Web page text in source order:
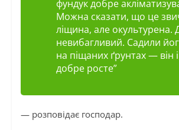
фундук добре
Можна сказати, що це
ліщина, але окультурена.
невибагливий. Садили
на піщаних ґрунтах — ​він
добре росте”
— розповідає господар.